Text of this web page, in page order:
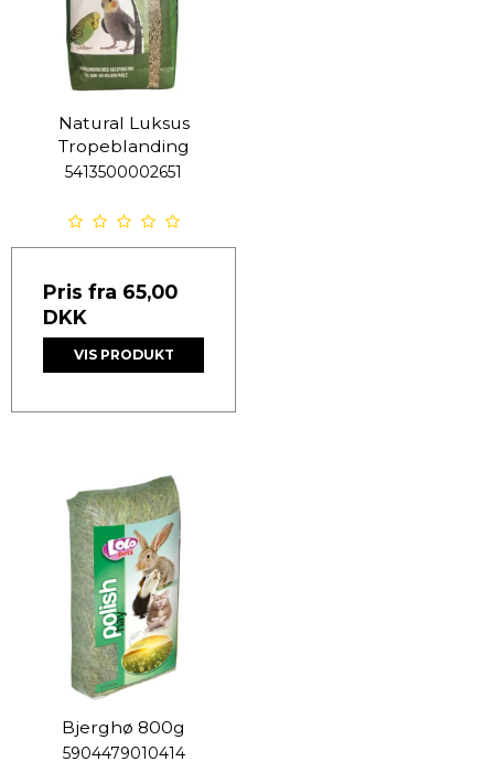
Natural Luksus
Tropeblanding
5413500002651
Pris fra 65,00
DKK
VIS PRODUKT
Bjerghø 800g
5904479010414